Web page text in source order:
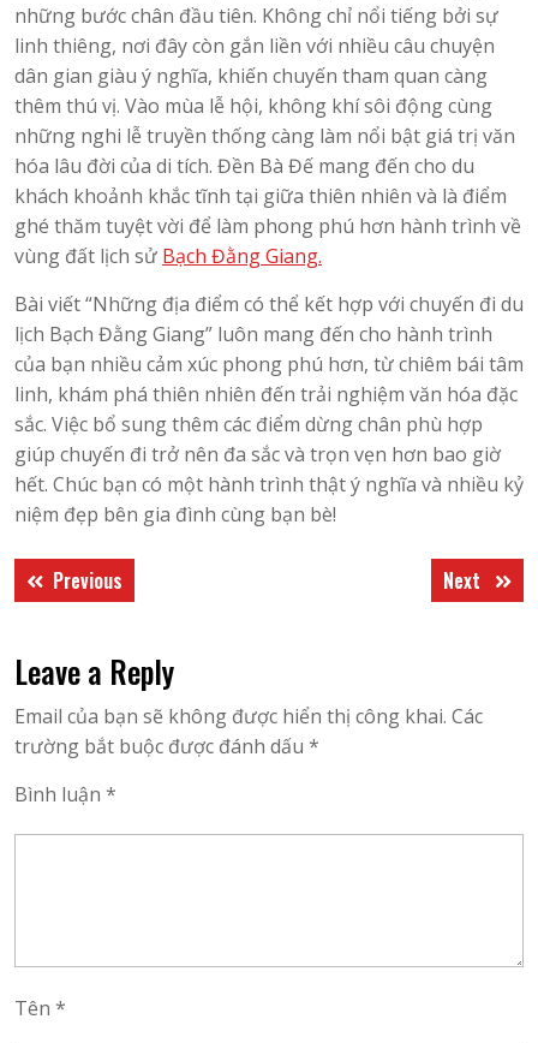
những bước chân đầu tiên. Không chỉ nổi tiếng bởi sự
linh thiêng, nơi đây còn gắn liền với nhiều câu chuyện
dân gian giàu ý nghĩa, khiến chuyến tham quan càng
thêm thú vị. Vào mùa lễ hội, không khí sôi động cùng
những nghi lễ truyền thống càng làm nổi bật giá trị văn
hóa lâu đời của di tích. Đền Bà Đế mang đến cho du
khách khoảnh khắc tĩnh tại giữa thiên nhiên và là điểm
ghé thăm tuyệt vời để làm phong phú hơn hành trình về
vùng đất lịch sử Bạch Đằng Giang.
Bài viết “Những địa điểm có thể kết hợp với chuyến đi du
lịch Bạch Đằng Giang” luôn mang đến cho hành trình
của bạn nhiều cảm xúc phong phú hơn, từ chiêm bái tâm
linh, khám phá thiên nhiên đến trải nghiệm văn hóa đặc
sắc. Việc bổ sung thêm các điểm dừng chân phù hợp
giúp chuyến đi trở nên đa sắc và trọn vẹn hơn bao giờ
hết. Chúc bạn có một hành trình thật ý nghĩa và nhiều kỷ
niệm đẹp bên gia đình cùng bạn bè!
Điều
hướng
viết
Previous
post:
Next Next
post:
Leave a Reply
Email của bạn sẽ không được hiển thị công khai. Các
trường bắt buộc được đánh dấu *
Bình luận *
Tên *